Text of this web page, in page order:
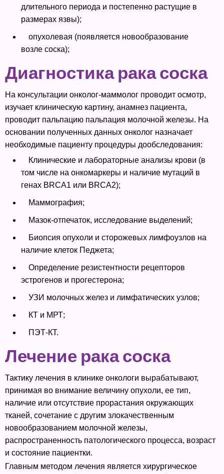
длительного периода и постепенно растущие в
размерах язвы);
опухолевая (появляется новообразование
возле соска);
Диагностика рака соска
На консультации онколог-маммолог проводит осмотр,
изучает клиническую картину, анамнез пациента,
проводит пальпацию пальпация молочной железы. На
основании полученных данных онколог назначает
необходимые пациенту процедуры дообследования:
Клинические и лабораторные анализы крови (в
том числе на онкомаркеры и наличие мутаций в
генах BRCA1 или BRCA2);
Маммография;
Мазок-отпечаток, исследование выделений;
Биопсия опухоли и сторожевых лимфоузлов на
наличие клеток Педжета;
Определение резистентности рецепторов
эстрогенов и прогестерона;
УЗИ молочных желез и лимфатических узлов;
КТ и МРТ;
ПЭТ-КТ.
Лечение рака соска
Тактику лечения в клинике онкологи вырабатывают,
принимая во внимание величину опухоли, ее тип,
наличие или отсутствие прорастания окружающих
тканей, сочетание с другим злокачественным
новообразованием молочной железы,
распространенность патологического процесса, возраст
и состояние пациентки.
Главным методом лечения является хирургическое